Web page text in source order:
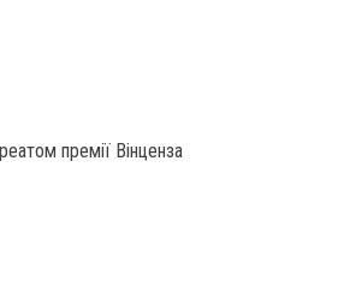
премії Вінценза